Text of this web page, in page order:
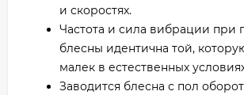
и скоростях.
Частота и сила вибрации при
блесны идентична той,
малек в естественных
Заводится блесна с пол